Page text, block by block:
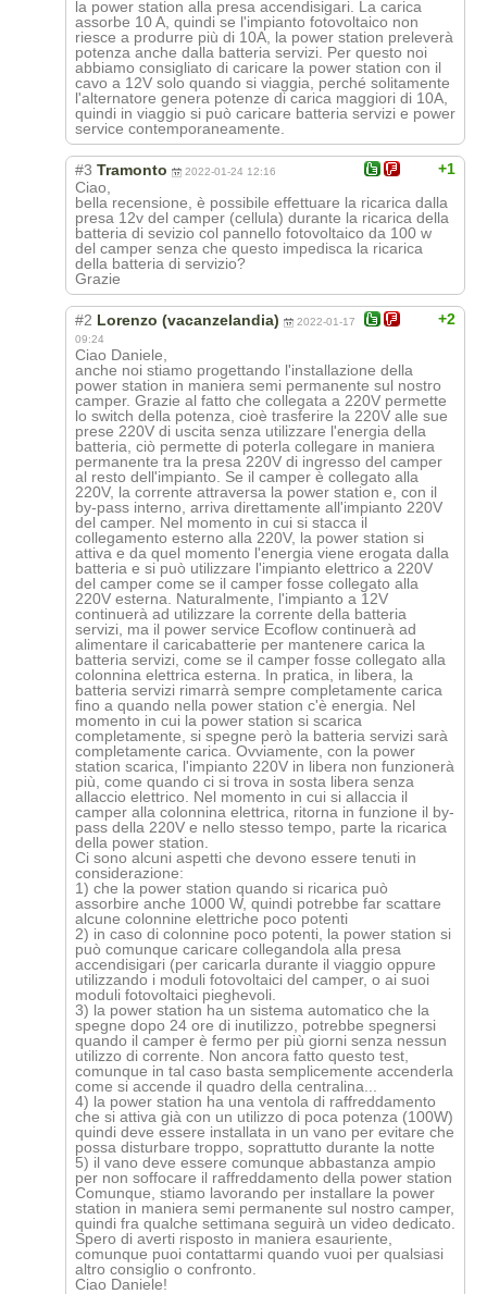
la power station alla presa accendisigari. La carica
assorbe 10 A, quindi se l'impianto fotovoltaico non
riesce a produrre più di 10A, la power station preleverà
potenza anche dalla batteria servizi. Per questo noi
abbiamo consigliato di caricare la power station con il
cavo a 12V solo quando si viaggia, perché solitamente
l'alternatore genera potenze di carica maggiori di 10A,
quindi in viaggio si può caricare batteria servizi e power
service contemporaneamente.
+1
#3 Tramonto 2022-01-24 12:16
Ciao,
bella recensione, è possibile effettuare la ricarica dalla
presa 12v del camper (cellula) durante la ricarica della
batteria di sevizio col pannello fotovoltaico da 100 w
del camper senza che questo impedisca la ricarica
della batteria di servizio?
Grazie
+2
#2 Lorenzo (vacanzelandia)
2022-01-17
09:24
Ciao Daniele,
anche noi stiamo progettando l'installazione della
power station in maniera semi permanente sul nostro
camper. Grazie al fatto che collegata a 220V permette
lo switch della potenza, cioè trasferire la 220V alle sue
prese 220V di uscita senza utilizzare l'energia della
batteria, ciò permette di poterla collegare in maniera
permanente tra la presa 220V di ingresso del camper
al resto dell'impianto. Se il camper è collegato alla
220V, la corrente attraversa la power station e, con il
by-pass interno, arriva direttamente all'impianto 220V
del camper. Nel momento in cui si stacca il
collegamento esterno alla 220V, la power station si
attiva e da quel momento l'energia viene erogata dalla
batteria e si può utilizzare l'impianto elettrico a 220V
del camper come se il camper fosse collegato alla
220V esterna. Naturalmente, l'impianto a 12V
continuerà ad utilizzare la corrente della batteria
servizi, ma il power service Ecoflow continuerà ad
alimentare il caricabatterie per mantenere carica la
batteria servizi, come se il camper fosse collegato alla
colonnina elettrica esterna. In pratica, in libera, la
batteria servizi rimarrà sempre completamente carica
fino a quando nella power station c'è energia. Nel
momento in cui la power station si scarica
completamente, si spegne però la batteria servizi sarà
completamente carica. Ovviamente, con la power
station scarica, l'impianto 220V in libera non funzionerà
più, come quando ci si trova in sosta libera senza
allaccio elettrico. Nel momento in cui si allaccia il
camper alla colonnina elettrica, ritorna in funzione il by-
pass della 220V e nello stesso tempo, parte la ricarica
della power station.
Ci sono alcuni aspetti che devono essere tenuti in
considerazione:
1) che la power station quando si ricarica può
assorbire anche 1000 W, quindi potrebbe far scattare
alcune colonnine elettriche poco potenti
2) in caso di colonnine poco potenti, la power station si
può comunque caricare collegandola alla presa
accendisigari (per caricarla durante il viaggio oppure
utilizzando i moduli fotovoltaici del camper, o ai suoi
moduli fotovoltaici pieghevoli.
3) la power station ha un sistema automatico che la
spegne dopo 24 ore di inutilizzo, potrebbe spegnersi
quando il camper è fermo per più giorni senza nessun
utilizzo di corrente. Non ancora fatto questo test,
comunque in tal caso basta semplicemente accenderla
come si accende il quadro della centralina...
4) la power station ha una ventola di raffreddamento
che si attiva già con un utilizzo di poca potenza (100W)
quindi deve essere installata in un vano per evitare che
possa disturbare troppo, soprattutto durante la notte
5) il vano deve essere comunque abbastanza ampio
per non soffocare il raffreddamento della power station
Comunque, stiamo lavorando per installare la power
station in maniera semi permanente sul nostro camper,
quindi fra qualche settimana seguirà un video dedicato.
Spero di averti risposto in maniera esauriente,
comunque puoi contattarmi quando vuoi per qualsiasi
altro consiglio o confronto.
Ciao Daniele!